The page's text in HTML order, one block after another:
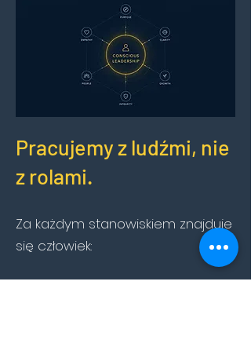
Pracujemy z ludźmi, nie
z rolami.
Za każdym stanowiskiem znajduje
się człowiek: